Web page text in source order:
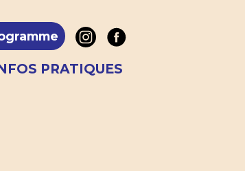
PRATIQUES